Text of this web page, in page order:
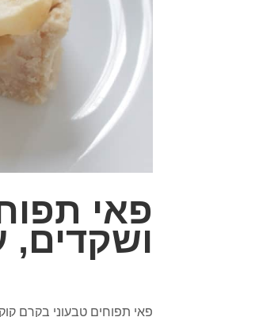
פאי
ושקדים,
פאי תפוחים טבעוני בקרם